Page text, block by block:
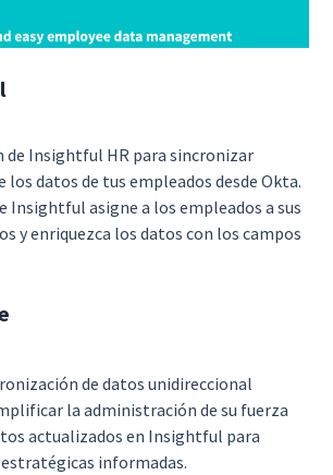
de Insightful HR para sincronizar
datos de tus empleados desde Okta.
Insightful asigne a los empleados a sus
y enriquezca los datos con los campos
de datos unidireccional
la administración de su fuerza
actualizados en Insightful para
informadas.